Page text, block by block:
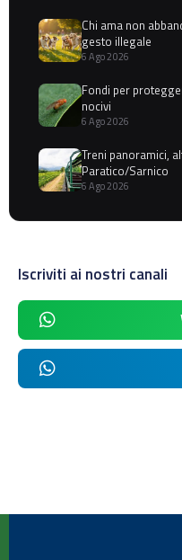
Chi ama non
gesto illegale
6 Ago 2026
Fondi per
nocivi
6 Ago 2026
Treni panoramici,
Paratico/Sarnico
6 Ago 2026
Iscriviti ai nostri canali